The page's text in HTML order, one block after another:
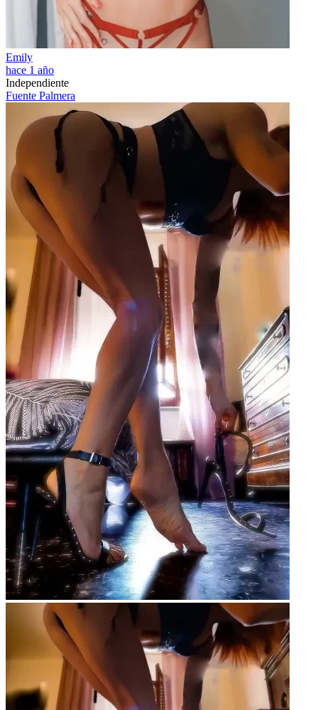
Emily
hace 1 año
Independiente
Fuente Palmera